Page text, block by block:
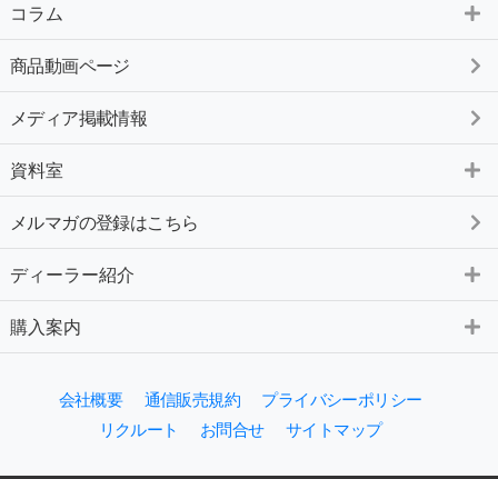
コラム
商品動画ページ
メディア掲載情報
資料室
メルマガの登録はこちら
ディーラー紹介
購入案内
会社概要 通信販売規約
プライバシーポリシー
リクルート
お問合せ サイトマップ